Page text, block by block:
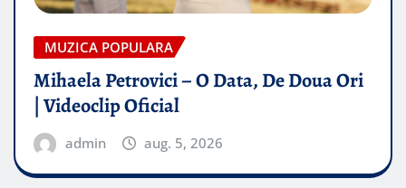
MUZICA POPULARA
Mihaela Petrovici – O Data, De Doua Ori
| Videoclip Oficial
admin aug. 5, 2026